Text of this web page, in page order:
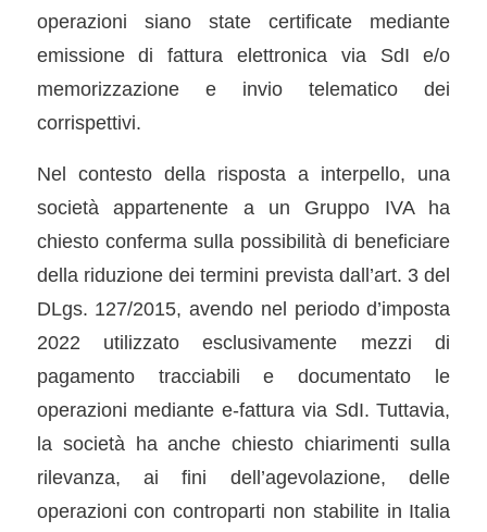
operazioni siano state certificate mediante
emissione di fattura elettronica via SdI e/o
memorizzazione e invio telematico dei
corrispettivi.
Nel contesto della risposta a interpello, una
società appartenente a un Gruppo IVA ha
chiesto conferma sulla possibilità di beneficiare
della riduzione dei termini prevista dall’art. 3 del
DLgs. 127/2015, avendo nel periodo d’imposta
2022 utilizzato esclusivamente mezzi di
pagamento tracciabili e documentato le
operazioni mediante e-fattura via SdI. Tuttavia,
la società ha anche chiesto chiarimenti sulla
rilevanza, ai fini dell’agevolazione, delle
operazioni con controparti non stabilite in Italia